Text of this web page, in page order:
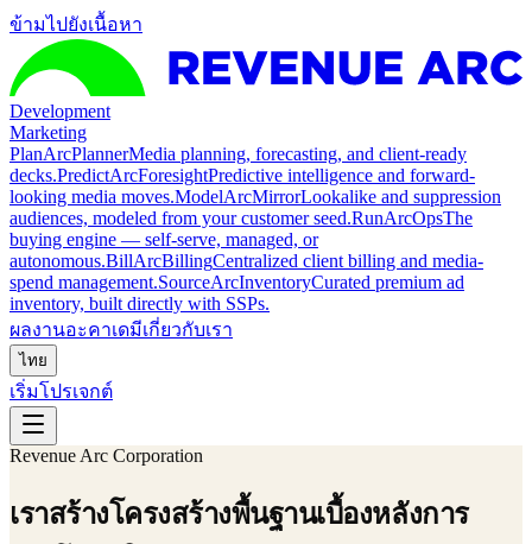
ข้ามไปยังเนื้อหา
Development
Marketing
PlanArcPlannerMedia planning, forecasting, and client-ready
decks.PredictArcForesightPredictive intelligence and forward-
looking media moves.ModelArcMirrorLookalike and suppression
audiences, modeled from your customer seed.RunArcOpsThe
buying engine — self-serve, managed, or
autonomous.BillArcBillingCentralized client billing and media-
spend management.SourceArcInventoryCurated premium ad
inventory, built directly with SSPs.
ผลงานอะคาเดมีเกี่ยวกับเรา
ไทย
เริ่มโปรเจกต์
Revenue Arc Corporation
เราสร้างโครงสร้างพื้นฐานเบื้องหลังการ